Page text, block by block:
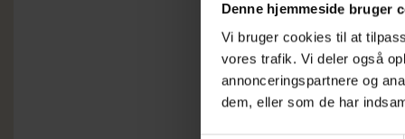
Denne hjemmeside bruger
Vi bruger cookies til at
vores trafik. Vi deler også
annonceringspartnere og
dem, eller som de har